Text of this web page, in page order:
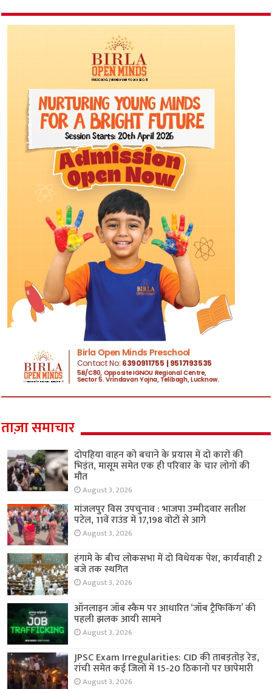
ताज़ा समाचार
दोपहिया वाहन को बचाने के प्रयास में दो कारों की
भिड़ंत, मासूम समेत एक ही परिवार के चार लोगों की
मौत
August 3, 2026
मांजलपुर विस उपचुनाव : भाजपा उम्मीदवार सतीश
पटेल, 11वें राउंड में 17,198 वोटों से आगे
August 3, 2026
हंगामे के बीच लोकसभा में दो विधेयक पेश, कार्यवाही 2
बजे तक स्थगित
August 3, 2026
ऑनलाइन जॉब स्कैम पर आधारित ‘जॉब ट्रैफिकिंग’ की
पहली झलक आयी सामने
August 3, 2026
JPSC Exam Irregularities: CID की ताबड़तोड़ रेड,
रांची समेत कई जिलों में 15-20 ठिकानों पर छापेमारी
August 3, 2026